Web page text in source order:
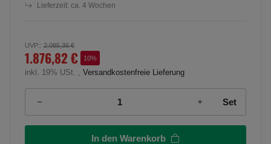
Lieferzeit: ca. 4 Wochen
UVP:: 2.085,36 €
1.876,82 € 10%
inkl. 19% USt. , Versandkostenfreie Lieferung
Set
In den Warenkorb